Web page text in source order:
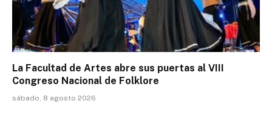
La Facultad de Artes abre sus puertas al VIII
Congreso Nacional de Folklore
sábado, 8 agosto 2026